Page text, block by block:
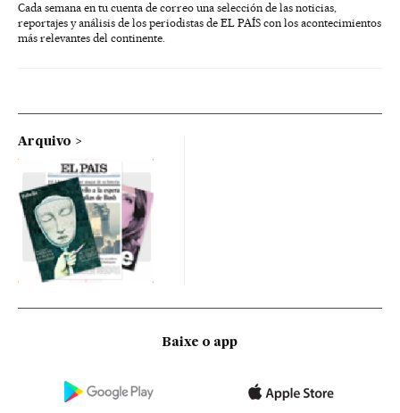
Cada semana en tu cuenta de correo una selección de las noticias,
reportajes y análisis de los periodistas de EL PAÍS con los acontecimientos
más relevantes del continente.
Arquivo
Baixe o app